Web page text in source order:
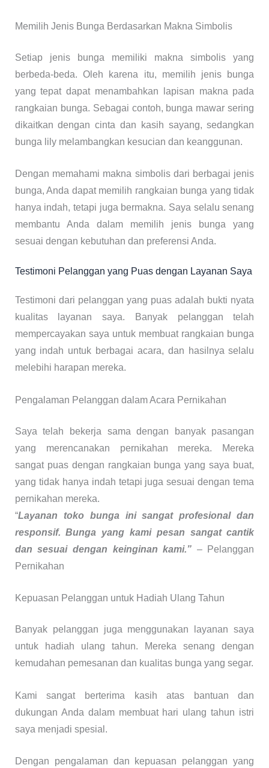
Memilih Jenis Bunga Berdasarkan Makna Simbolis
Setiap jenis bunga memiliki makna simbolis yang
berbeda-beda. Oleh karena itu, memilih jenis bunga
yang tepat dapat menambahkan lapisan makna pada
rangkaian bunga. Sebagai contoh, bunga mawar sering
dikaitkan dengan cinta dan kasih sayang, sedangkan
bunga lily melambangkan kesucian dan keanggunan.
Dengan memahami makna simbolis dari berbagai jenis
bunga, Anda dapat memilih rangkaian bunga yang tidak
hanya indah, tetapi juga bermakna. Saya selalu senang
membantu Anda dalam memilih jenis bunga yang
sesuai dengan kebutuhan dan preferensi Anda.
Testimoni Pelanggan yang Puas dengan Layanan Saya
Testimoni dari pelanggan yang puas adalah bukti nyata
kualitas layanan saya. Banyak pelanggan telah
mempercayakan saya untuk membuat rangkaian bunga
yang indah untuk berbagai acara, dan hasilnya selalu
melebihi harapan mereka.
Pengalaman Pelanggan dalam Acara Pernikahan
Saya telah bekerja sama dengan banyak pasangan
yang merencanakan pernikahan mereka. Mereka
sangat puas dengan rangkaian bunga yang saya buat,
yang tidak hanya indah tetapi juga sesuai dengan tema
pernikahan mereka.
“Layanan toko bunga ini sangat profesional dan
responsif. Bunga yang kami pesan sangat cantik
dan sesuai dengan keinginan kami.” – Pelanggan
Pernikahan
Kepuasan Pelanggan untuk Hadiah Ulang Tahun
Banyak pelanggan juga menggunakan layanan saya
untuk hadiah ulang tahun. Mereka senang dengan
kemudahan pemesanan dan kualitas bunga yang segar.
Kami sangat berterima kasih atas bantuan dan
dukungan Anda dalam membuat hari ulang tahun istri
saya menjadi spesial.
Dengan pengalaman dan kepuasan pelanggan yang